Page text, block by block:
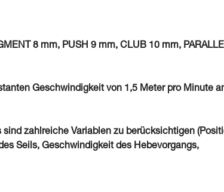
8 mm, PUSH 9 mm, CLUB 10 mm,
Geschwindigkeit von 1,5 Meter pro Minute
zahlreiche Variablen zu berücksichtigen
Seils, Geschwindigkeit des Hebevorgangs,